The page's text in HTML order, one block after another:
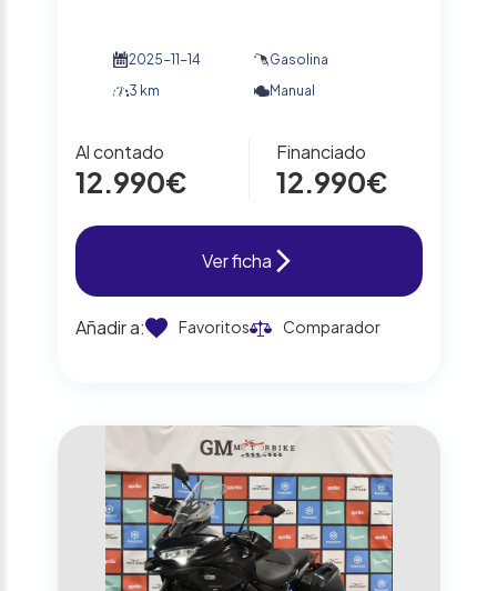
2025-11-14
Gasolina
3 km
Manual
Al contado
12.990€
Financiado
12.990€
Ver ficha
Añadir a: Favoritos Comparador